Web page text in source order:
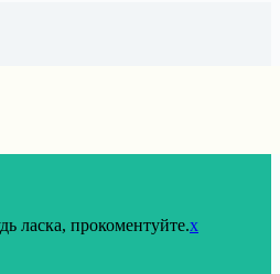
ласка, прокоментуйте.x